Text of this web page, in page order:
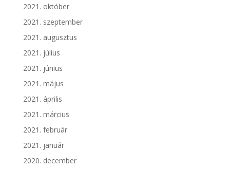
2021. október
2021. szeptember
2021. augusztus
2021. július
2021. június
2021. május
2021. április
2021. március
2021. február
2021. január
2020. december